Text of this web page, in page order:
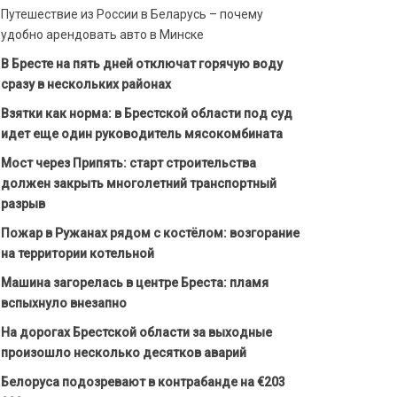
Путешествие из России в Беларусь – почему
удобно арендовать авто в Минске
В Бресте на пять дней отключат горячую воду
сразу в нескольких районах
Взятки как норма: в Брестской области под суд
идет еще один руководитель мясокомбината
Мост через Припять: старт строительства
должен закрыть многолетний транспортный
разрыв
Пожар в Ружанах рядом с костёлом: возгорание
на территории котельной
Машина загорелась в центре Бреста: пламя
вспыхнуло внезапно
На дорогах Брестской области за выходные
произошло несколько десятков аварий
Белоруса подозревают в контрабанде на €203